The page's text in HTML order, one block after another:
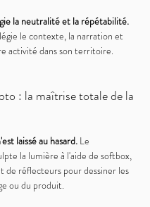
la neutralité et la répétabilité.
le contexte, la narration et
activité dans son territoire.
: la maîtrise totale de la
laissé au hasard. Le
la lumière à l'aide de softbox,
de réflecteurs pour dessiner les
ou du produit.